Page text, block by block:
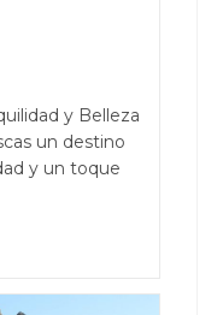
y Belleza
un destino
y un toque